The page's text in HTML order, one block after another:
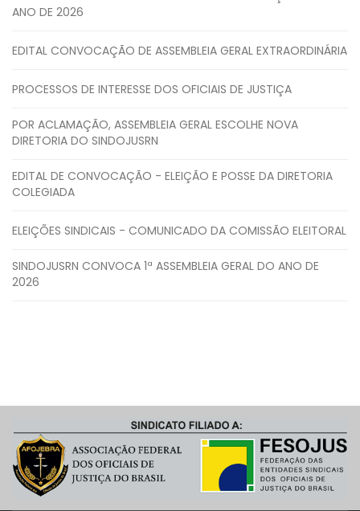
ANO DE 2026
EDITAL CONVOCAÇÃO DE ASSEMBLEIA GERAL EXTRAORDINÁRIA
PROCESSOS DE INTERESSE DOS OFICIAIS DE JUSTIÇA
POR ACLAMAÇÃO, ASSEMBLEIA GERAL ESCOLHE NOVA
DIRETORIA DO SINDOJUSRN
EDITAL DE CONVOCAÇÃO - ELEIÇÃO E POSSE DA DIRETORIA
COLEGIADA
ELEIÇÕES SINDICAIS - COMUNICADO DA COMISSÃO ELEITORAL
SINDOJUSRN CONVOCA 1ª ASSEMBLEIA GERAL DO ANO DE
2026